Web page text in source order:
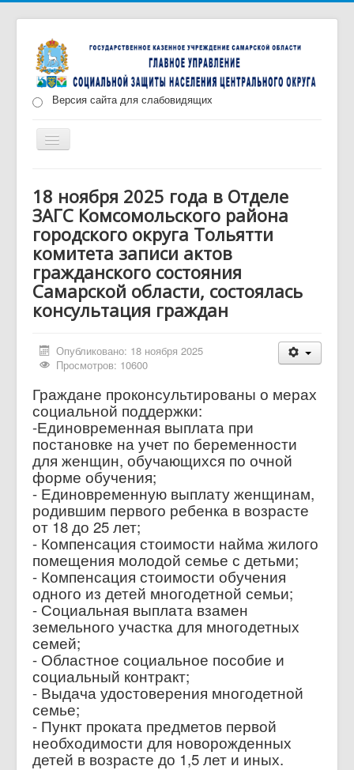
Версия сайта для слабовидящих
Включить/
выключить
Документы Меры социальной поддержки
Противодействие коррупции Запись на прием
18 ноября 2025 года в Отделе
ЗАГС Комсомольского района
городского округа Тольятти
комитета записи актов
гражданского состояния
Самарской области, состоялась
консультация граждан
Опубликовано: 18 ноября 2025
Просмотров: 10600
Граждане проконсультированы о мерах
социальной поддержки:
-Единовременная выплата при
постановке на учет по беременности
для женщин, обучающихся по очной
форме обучения;
- Единовременную выплату женщинам,
родившим первого ребенка в возрасте
от 18 до 25 лет;
- Компенсация стоимости найма жилого
помещения молодой семье с детьми;
- Компенсация стоимости обучения
одного из детей многодетной семьи;
- Социальная выплата взамен
земельного участка для многодетных
семей;
- Областное социальное пособие и
социальный контракт;
- Выдача удостоверения многодетной
семье;
- Пункт проката предметов первой
необходимости для новорожденных
детей в возрасте до 1,5 лет и иных.